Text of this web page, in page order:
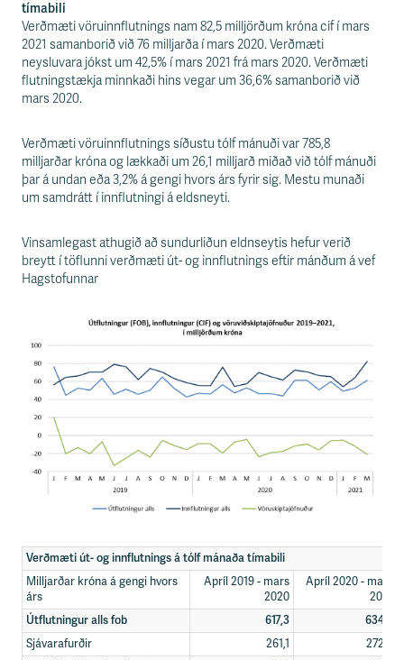
tímabili
Verðmæti vöruinnflutnings nam 82,5 milljörðum króna cif í mars
2021 samanborið við 76 milljarða í mars 2020. Verðmæti
neysluvara jókst um 42,5% í mars 2021 frá mars 2020. Verðmæti
flutningstækja minnkaði hins vegar um 36,6% samanborið við
mars 2020.
Verðmæti vöruinnflutnings síðustu tólf mánuði var 785,8
milljarðar króna og lækkaði um 26,1 milljarð miðað við tólf mánuði
þar á undan eða 3,2% á gengi hvors árs fyrir sig. Mestu munaði
um samdrátt í innflutningi á eldsneyti.
Vinsamlegast athugið að sundurliðun eldnseytis hefur verið
breytt í töflunni verðmæti út- og innflutnings eftir mánðum á vef
Hagstofunnar
Verðmæti út- og innflutnings á tólf mánaða tímabili
Milljarðar króna á gengi hvors
árs
Apríl 2019 - mars
2020
Apríl 2020 - mars
2021
Útflutningur alls fob
617,3
634,6
Sjávarafurðir
261,1
272,3